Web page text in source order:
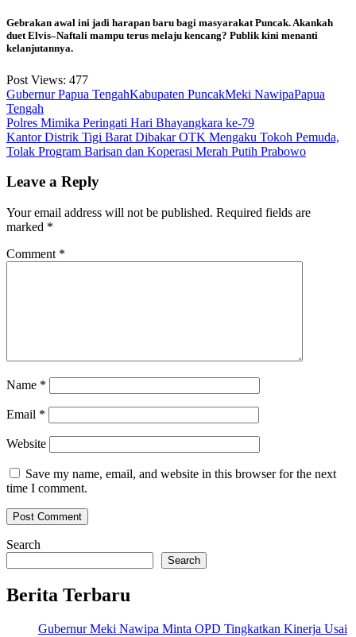
Gebrakan awal ini jadi harapan baru bagi masyarakat Puncak. Akankah
duet Elvis–Naftali mampu terus melaju kencang? Publik kini menanti
kelanjutannya.
Post Views: 477
Gubernur Papua TengahKabupaten PuncakMeki NawipaPapua
Tengah
Post
navigation
Polres Mimika Peringati Hari Bhayangkara ke-79
Kantor Distrik Tigi Barat Dibakar OTK Mengaku Tokoh Pemuda,
Tolak Program Barisan dan Koperasi Merah Putih Prabowo
Leave a Reply
Your email address will not be published. Required fields are
marked *
Comment *
Name *
Email *
Website
Save my name, email, and website in this browser for the next
time I comment.
Search
Search
Berita Terbaru
Gubernur Meki Nawipa Minta OPD Tingkatkan Kinerja Usai